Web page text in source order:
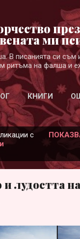
към основното
ми
В писанията си съм
ритъма на фалша и
КНИГИ
с
лудостта на